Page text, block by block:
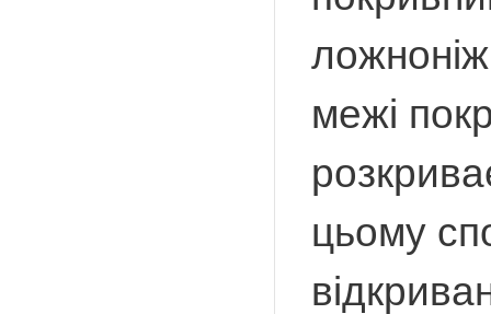
межі
цьому